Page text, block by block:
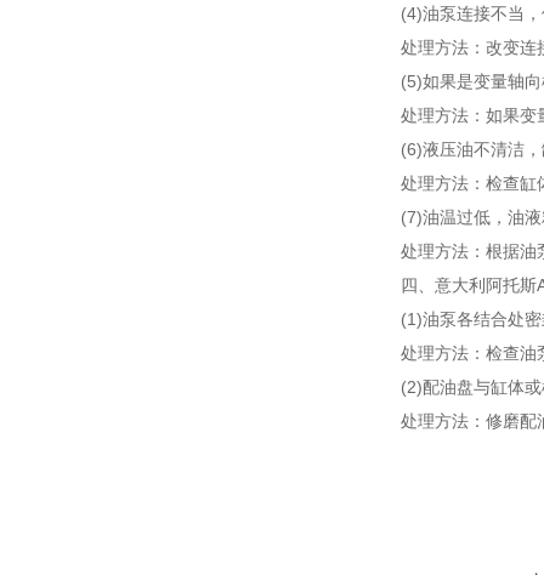
(4)油泵连接不当
处理方法：改变连
(5)如果是变量轴
处理方法：如果变
(6)液压油不清洁
处理方法：检查缸
(7)油温过低，油
处理方法：根据油
四、意大利阿托斯
(1)油泵各结合处
处理方法：检查油
(2)配油盘与缸体
处理方法：修磨配